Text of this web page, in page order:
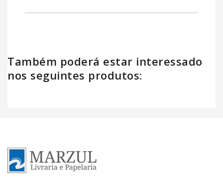
Também poderá estar interessado
nos seguintes produtos: